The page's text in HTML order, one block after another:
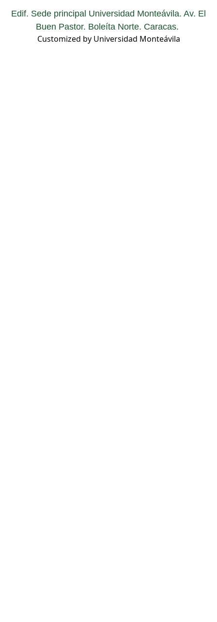
Edif. Sede principal Universidad Monteávila. Av. El
Buen Pastor. Boleíta Norte. Caracas.
Customized by Universidad Monteávila